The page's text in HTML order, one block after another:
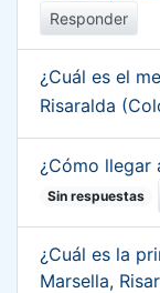
Responder
¿Cuál es el
Risaralda
¿Cómo llegar
Sin respuestas
¿Cuál es la
Marsella,